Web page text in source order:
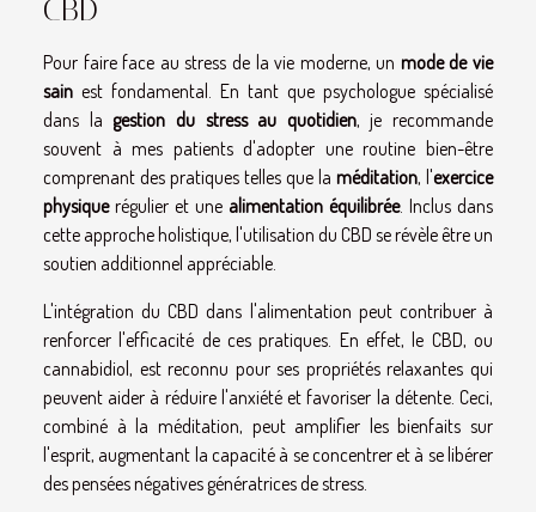
CBD
Pour faire face au stress de la vie moderne, un mode de vie
sain est fondamental. En tant que psychologue spécialisé
dans lagestion du stress au quotidien, je recommande
souvent à mes patients d'adopter une routine bien-être
comprenant des pratiques telles que la méditation, l'exercice
physiquerégulier et une alimentation équilibrée. Inclus dans
cette approche holistique, l'utilisation du CBD se révèle être un
soutien additionnel appréciable.
L'intégration du CBD dans l'alimentation peut contribuer à
renforcer l'efficacité de ces pratiques. En effet, le CBD, ou
cannabidiol, est reconnu pour ses propriétés relaxantes qui
peuvent aider à réduire l'anxiété et favoriser la détente. Ceci,
combiné à la méditation, peut amplifier les bienfaits sur
l'esprit, augmentant la capacité à se concentrer et à se libérer
des pensées négatives génératrices de stress.